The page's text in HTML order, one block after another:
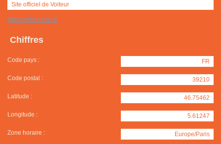
Site officiel de Voiteur
http://voiteur.free.fr/
Chiffres
Code pays : FR
Code postal : 39210
Latitude : 46.75462
Longitude : 5.61247
Zone horaire : Europe/Paris